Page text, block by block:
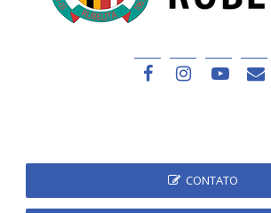
CONTATO